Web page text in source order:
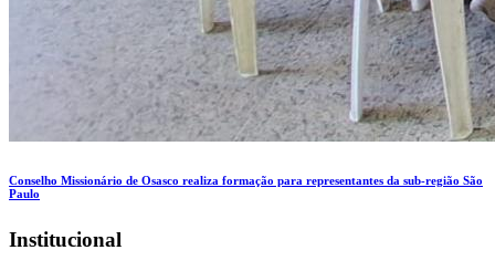
Conselho Missionário de Osasco realiza formação para representantes da sub-região São
Paulo
Institucional